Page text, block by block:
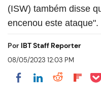
(ISW) também disse
encenou este ataque".
Por IBT Staff Reporter
08/05/2023 12:03 PM
Share on Facebook
Share on
Share